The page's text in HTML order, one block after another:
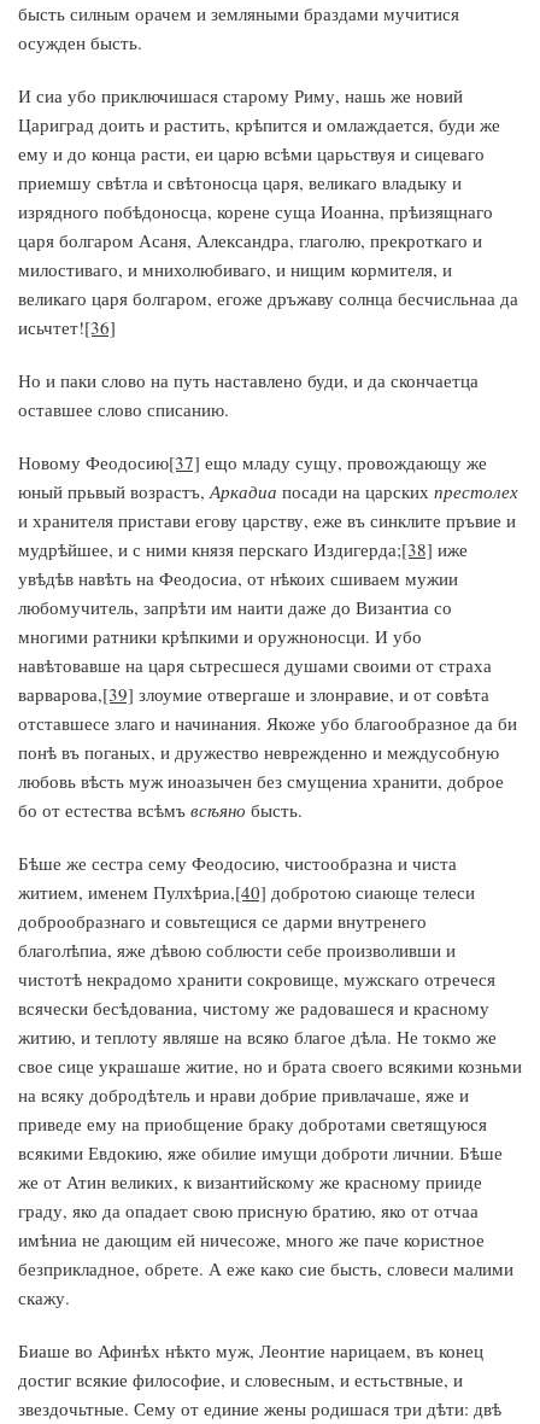
бысть силным орачем и земляными браздами мучитися
осужден бысть.
И сиа убо приключишася старому Риму, нашь же новий
Цариград доить и растить, крѣпится и омлаждается, буди же
ему и до конца расти, еи царю всѣми царьствуя и сицеваго
приемшу свѣтла и свѣтоносца царя, великаго владыку и
изрядного побѣдоносца, корене суща Иоанна, прѣизящнаго
царя болгаром Асаня, Александра, глаголю, прекроткаго и
милостиваго, и мнихолюбиваго, и нищим кормителя, и
великаго царя болгаром, егоже дръжаву солнца бесчисльнаа да
исьчтет![36]
Но и паки слово на путь наставлено буди, и да скончаетца
оставшее слово списанию.
Новому Феодосию[37] ещо младу сущу, провождающу же
юный прьвый возрастъ,Аркадиа посади на царских престолех
и хранителя пристави егову царству, еже въ синклите пръвие и
мудрѣйшее, и с ними князя перскаго Издигерда;[38] иже
увѣдѣв навѣть на Феодосиа, от нѣкоих сшиваем мужии
любомучитель, запрѣти им наити даже до Византиа со
многими ратники крѣпкими и оружноносци. И убо
навѣтовавше на царя сьтресшеся душами своими от страха
варварова,[39] злоумие отвергаше и злонравие, и от совѣта
отставшесе злаго и начинания. Якоже убо благообразное да би
понѣ въ поганых, и дружество неврежденно и междусобную
любовь вѣсть муж иноазычен без смущениа хранити, доброе
бо от естества всѣмъ всѣяно бысть.
Бѣше же сестра сему Феодосию, чистообразна и чиста
житием, именем Пулхѣриа,[40] добротою сиающе телеси
доброобразнаго и совьтещися се дарми внутренего
благолѣпиа, яже дѣвою соблюсти себе произволивши и
чистотѣ некрадомо хранити сокровище, мужскаго отречеся
всячески бесѣдованиа, чистому же радовашеся и красному
житию, и теплоту являше на всяко благое дѣла. Не токмо же
свое сице украшаше житие, но и брата своего всякими козньми
на всяку добродѣтель и нрави добрие привлачаше, яже и
приведе ему на приобщение браку добротами светящуюся
всякими Евдокию, яже обилие имущи доброти личнии. Бѣше
же от Атин великих, к византийскому же красному прииде
граду, яко да опадает свою присную братию, яко от отчаа
имѣниа не дающим ей ничесоже, много же паче користное
безприкладное, обрете. А еже како сие бысть, словеси малими
скажу.
Биаше во Афинѣх нѣкто муж, Леонтие нарицаем, въ конец
достиг всякие философие, и словесным, и естьствные, и
звездочьтные. Сему от единие жены родишася три дѣти: двѣ